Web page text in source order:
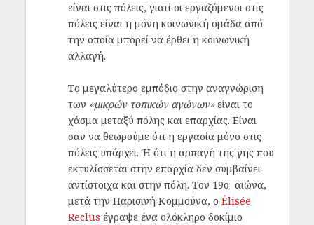
είναι στις πόλεις, γιατί οι εργαζόμενοι στις
πόλεις είναι η μόνη κοινωνική ομάδα από
την οποία μπορεί να έρθει η κοινωνική
αλλαγή.
Το μεγαλύτερο εμπόδιο στην αναγνώριση
των «μικρών τοπικών αγώνων»είναι το
χάσμα μεταξύ πόλης και επαρχίας. Είναι
σαν να θεωρούμε ότι η εργασία μόνο στις
πόλεις υπάρχει. Ή ότι η αρπαγή της γης που
εκτυλίσσεται στην επαρχία δεν συμβαίνει
αντίστοιχα και στην πόλη. Τον 19ο αιώνα,
μετά την Παρισινή Κομμούνα, ο Élisée
Reclus έγραψε ένα ολόκληρο δοκίμιο